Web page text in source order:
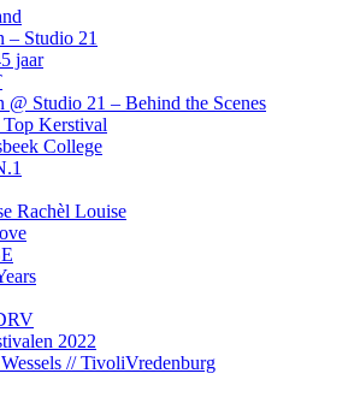
– Studio 21
jaar
@ Studio 21 – Behind the Scenes
Kerstival
College
Rachèl Louise
2022
// TivoliVredenburg